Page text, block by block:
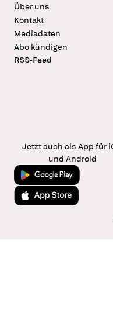
Über uns
Kontakt
Mediadaten
Abo kündigen
RSS-Feed
Jetzt auch als App für
und Android
Jetzt bei Google Play
Laden im App Store